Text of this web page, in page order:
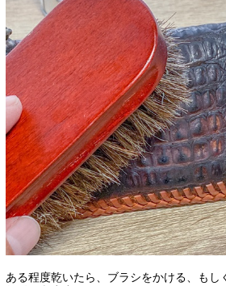
ある程度乾いたら、ブラシをかける、もし